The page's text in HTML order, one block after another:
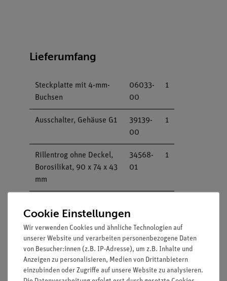
Lieferumfang
Steckplatte mit 4-mm-
Buchsen
06033-
00
1
Ausschalter, Gehäuse G1
39139-
00
1
Rillentrog ohne Deckel,
Borosilikat, 90 x 74 x 43
mm
34568-
01
1
40 mm, verschiedene
Metalle
00
Verbindungsleitung, 25
cm, 19 A, rot
Experimentierkabel, 4
07313-
01
1
Cookie Einstellungen
Wir verwenden Cookies und ähnliche Technologien auf
unserer Website und verarbeiten personenbezogene Daten
von Besucher:innen (z.B. IP-Adresse), um z.B. Inhalte und
Anzeigen zu personalisieren, Medien von Drittanbietern
einzubinden oder Zugriffe auf unsere Website zu analysieren.